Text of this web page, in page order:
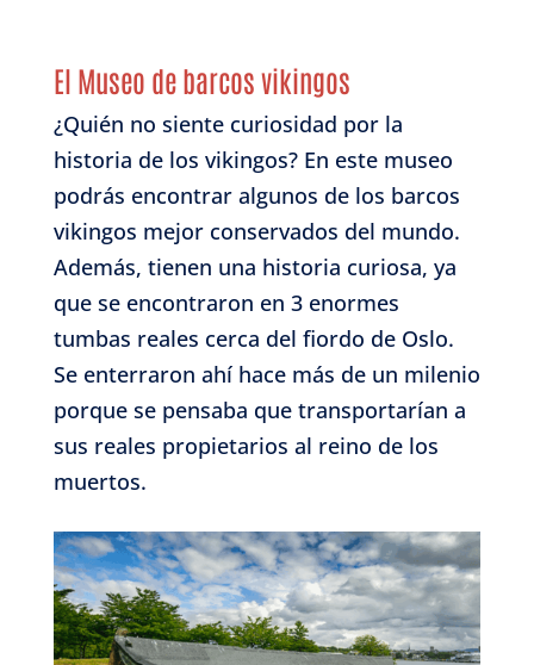
El Museo de barcos vikingos
¿Quién no siente curiosidad por la
historia de los vikingos? En este museo
podrás encontrar algunos de los barcos
vikingos mejor conservados del mundo.
Además, tienen una historia curiosa, ya
que se encontraron en 3 enormes
tumbas reales cerca del fiordo de Oslo.
Se enterraron ahí hace más de un milenio
porque se pensaba que transportarían a
sus reales propietarios al reino de los
muertos.